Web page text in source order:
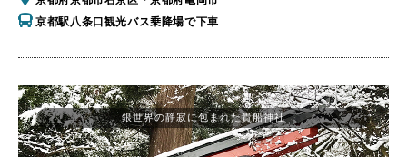
京都駅八条口観光バス乗降場で下車
銀世界の静寂に包まれた貴船神社